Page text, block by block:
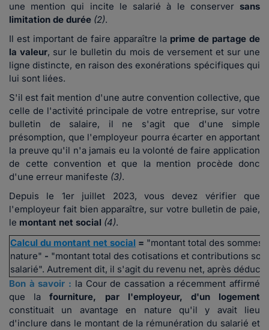
une mention qui incite le salarié à le conserver sans
limitation de durée (2).
Il est important de faire apparaître la prime de partage de
la valeur, sur le bulletin du mois de versement et sur une
ligne distincte, en raison des exonérations spécifiques qui
lui sont liées.
S'il est fait mention d'une autre convention collective, que
celle de l'activité principale de votre entreprise, sur votre
bulletin de salaire, il ne s'agit que d'une simple
présomption, que l'employeur pourra écarter en apportant
la preuve qu'il n'a jamais eu la volonté de faire application
de cette convention et que la mention procède donc
d'une erreur manifeste (3).
Depuis le 1er juillet 2023, vous devez vérifier que
l'employeur fait bien apparaître, sur votre bulletin de paie,
le montant net social (4).
Calcul du montant net social = "montant total des
nature" - "montant total des cotisations et contributions
salarié". Autrement dit, il s'agit du revenu net, après
Bon à savoir : la Cour de cassation a récemment affirmé
que lafourniture, par l'employeur, d'un logement
constituait un avantage en nature qu'il y avait lieu
d'inclure dans le montant de la rémunération du salarié et